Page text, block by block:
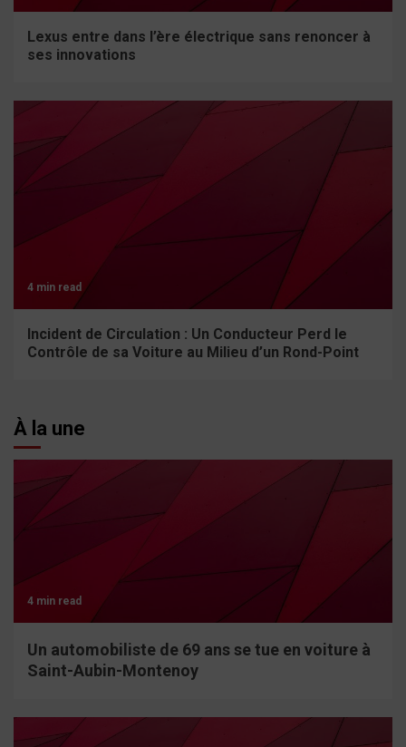
Lexus entre dans l’ère électrique sans renoncer à
ses innovations
4 min read
Incident de Circulation : Un Conducteur Perd le
Contrôle de sa Voiture au Milieu d’un Rond-Point
À la une
4 min read
Un automobiliste de 69 ans se tue en voiture à
Saint-Aubin-Montenoy